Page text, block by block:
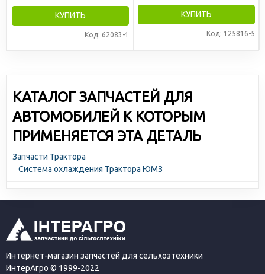
КУПИТЬ
Код: 62083-1
КУПИТЬ
Код: 125816-5
КАТАЛОГ ЗАПЧАСТЕЙ ДЛЯ
АВТОМОБИЛЕЙ К КОТОРЫМ
ПРИМЕНЯЕТСЯ ЭТА ДЕТАЛЬ
Запчасти Трактора
Система охлаждения Трактора ЮМЗ
Интернет-магазин запчастей для сельхозтехники
ИнтерАгро © 1999-2022